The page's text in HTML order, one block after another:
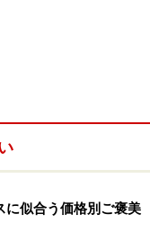
に似合う価格別ご褒美